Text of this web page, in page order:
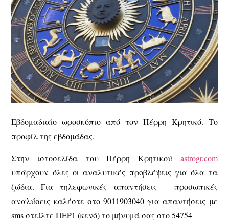
Εβδομαδιαίο ωροσκόπιο από τον Πέρρη Κρητικό. Το
προφίλ της εβδομάδας.
Στην ιστοσελίδα του Πέρρη Κρητικού astrogr.com
υπάρχουν όλες οι αναλυτικές προβλέψεις για όλα τα
ζώδια. Για τηλεφωνικές απαντήσεις – προσωπικές
αναλύσεις καλέστε στο 9011903040 για απαντήσεις με
sms στείλτε ΠΕΡ1 (κενό) το μήνυμά σας στο 54754